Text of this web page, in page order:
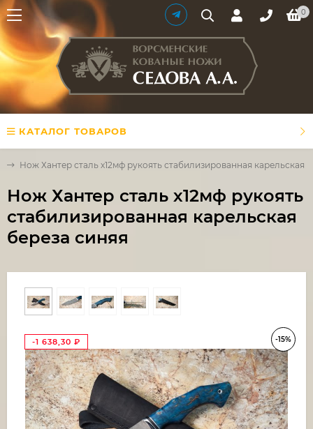
0
КАТАЛОГ ТОВАРОВ
Нож Хантер сталь х12мф рукоять стабилизированная карельская
Нож Хантер сталь х12мф рукоять
стабилизированная карельская
береза синяя
-15%
-1 638,30 ₽